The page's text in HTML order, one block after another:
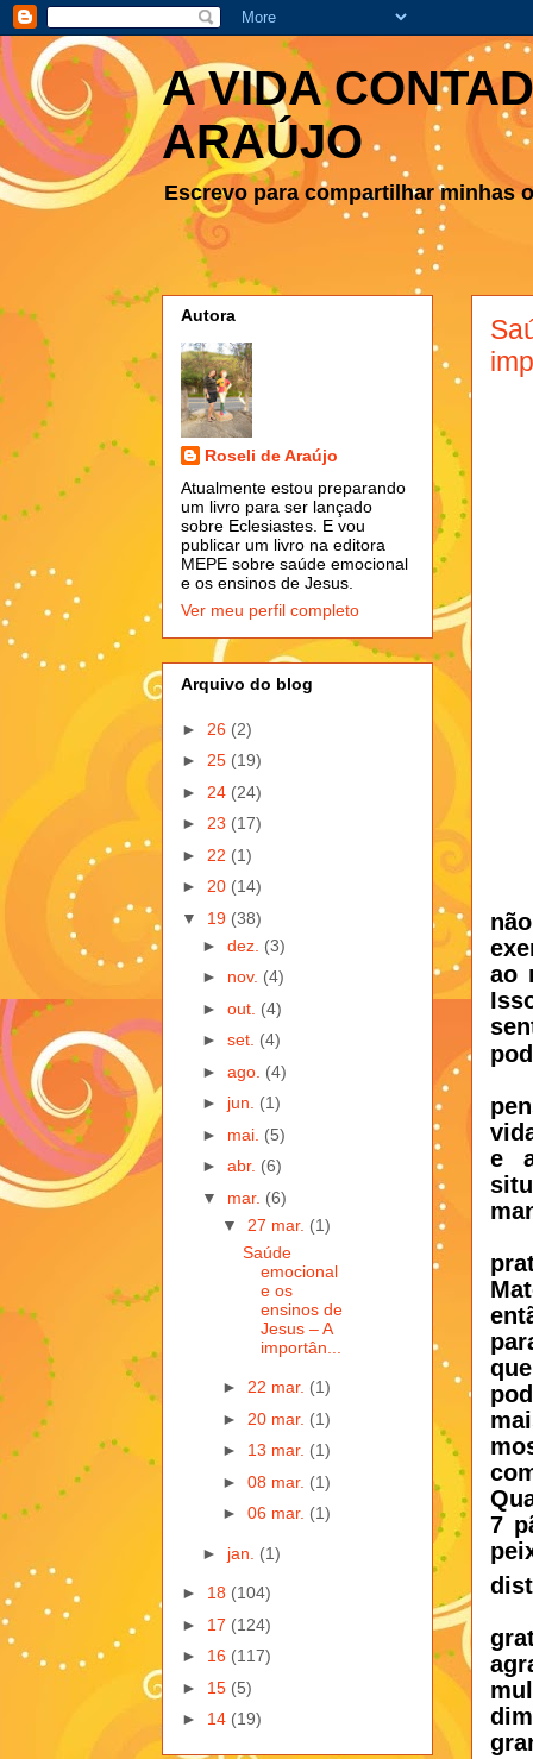
A VIDA
ARAÚJO
Escrevo para compartilhar minhas
ao
e
7
Autora
Roseli de Araújo
Atualmente estou preparando
um livro para ser lançado
sobre Eclesiastes. E vou
publicar um livro na editora
MEPE sobre saúde emocional
e os ensinos de Jesus.
Ver meu perfil completo
Arquivo do blog
► 26 (2)
► 25 (19)
► 24 (24)
► 23 (17)
► 22 (1)
► 20 (14)
▼ 19 (38)
► dez. (3)
► nov. (4)
► out. (4)
► set. (4)
► ago. (4)
► jun. (1)
► mai. (5)
► abr. (6)
▼ mar. (6)
▼ 27 mar. (1)
Saúde
emocional
e os
ensinos de
Jesus – A
importân...
► 22 mar. (1)
► 20 mar. (1)
► 13 mar. (1)
► 08 mar. (1)
► 06 mar. (1)
► jan. (1)
► 18 (104)
► 17 (124)
► 16 (117)
► 15 (5)
► 14 (19)